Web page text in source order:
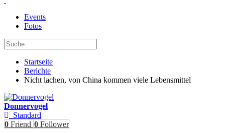
Events
Fotos
Startseite
Berichte
Nicht lachen, von China kommen viele Lebensmittel
Donnervogel
Standard
0 Friend 0 Follower